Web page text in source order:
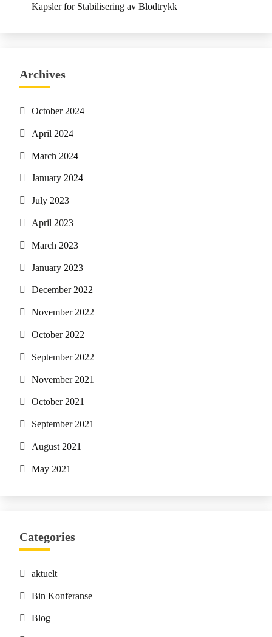
Kapsler for Stabilisering av Blodtrykk
Archives
October 2024
April 2024
March 2024
January 2024
July 2023
April 2023
March 2023
January 2023
December 2022
November 2022
October 2022
September 2022
November 2021
October 2021
September 2021
August 2021
May 2021
Categories
aktuelt
Bin Konferanse
Blog